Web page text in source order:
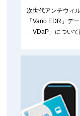
次世代アンチウィ
「Vario EDR」デ
－VDaP」について